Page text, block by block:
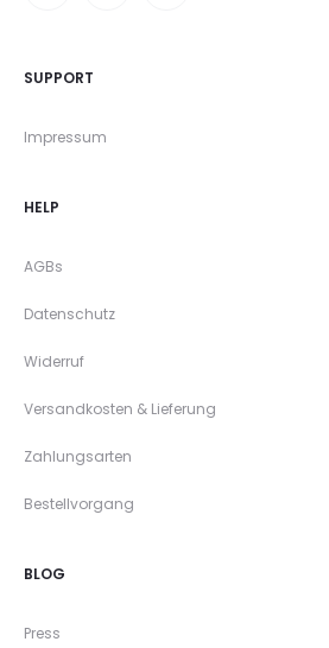
SUPPORT
Impressum
HELP
AGBs
Datenschutz
Widerruf
Versandkosten & Lieferung
Zahlungsarten
Bestellvorgang
BLOG
Press